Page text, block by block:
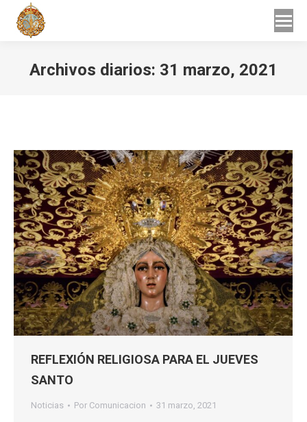
Archivos diarios: 31 marzo, 2021
REFLEXIÓN RELIGIOSA PARA EL JUEVES
SANTO
Noticias Por Comunicacion 31 marzo, 2021